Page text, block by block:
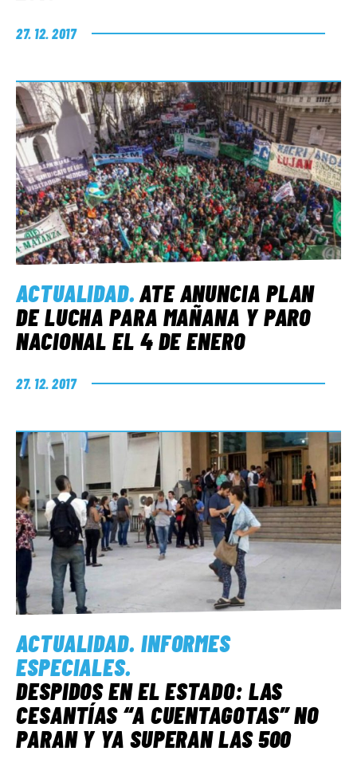
27. 12. 2017
ACTUALIDAD.ATE ANUNCIA PLAN
DE LUCHA PARA MAÑANA Y PARO
NACIONAL EL 4 DE ENERO
27. 12. 2017
ACTUALIDAD. INFORMES
ESPECIALES.
DESPIDOS EN EL ESTADO: LAS
CESANTÍAS “A CUENTAGOTAS” NO
PARAN Y YA SUPERAN LAS 500